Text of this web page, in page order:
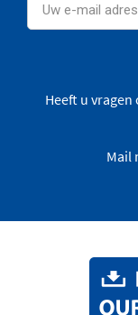
Heeft u vragen
Mail